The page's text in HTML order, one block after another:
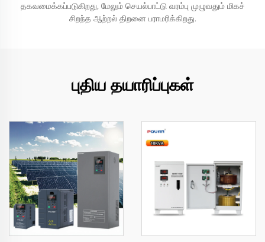
தகவமைக்கப்படுகிறது, மேலும் செயல்பாட்டு வரம்பு முழுவதும் மிகச்
சிறந்த ஆற்றல் திறனை பராமரிக்கிறது.
புதிய தயாரிப்புகள்